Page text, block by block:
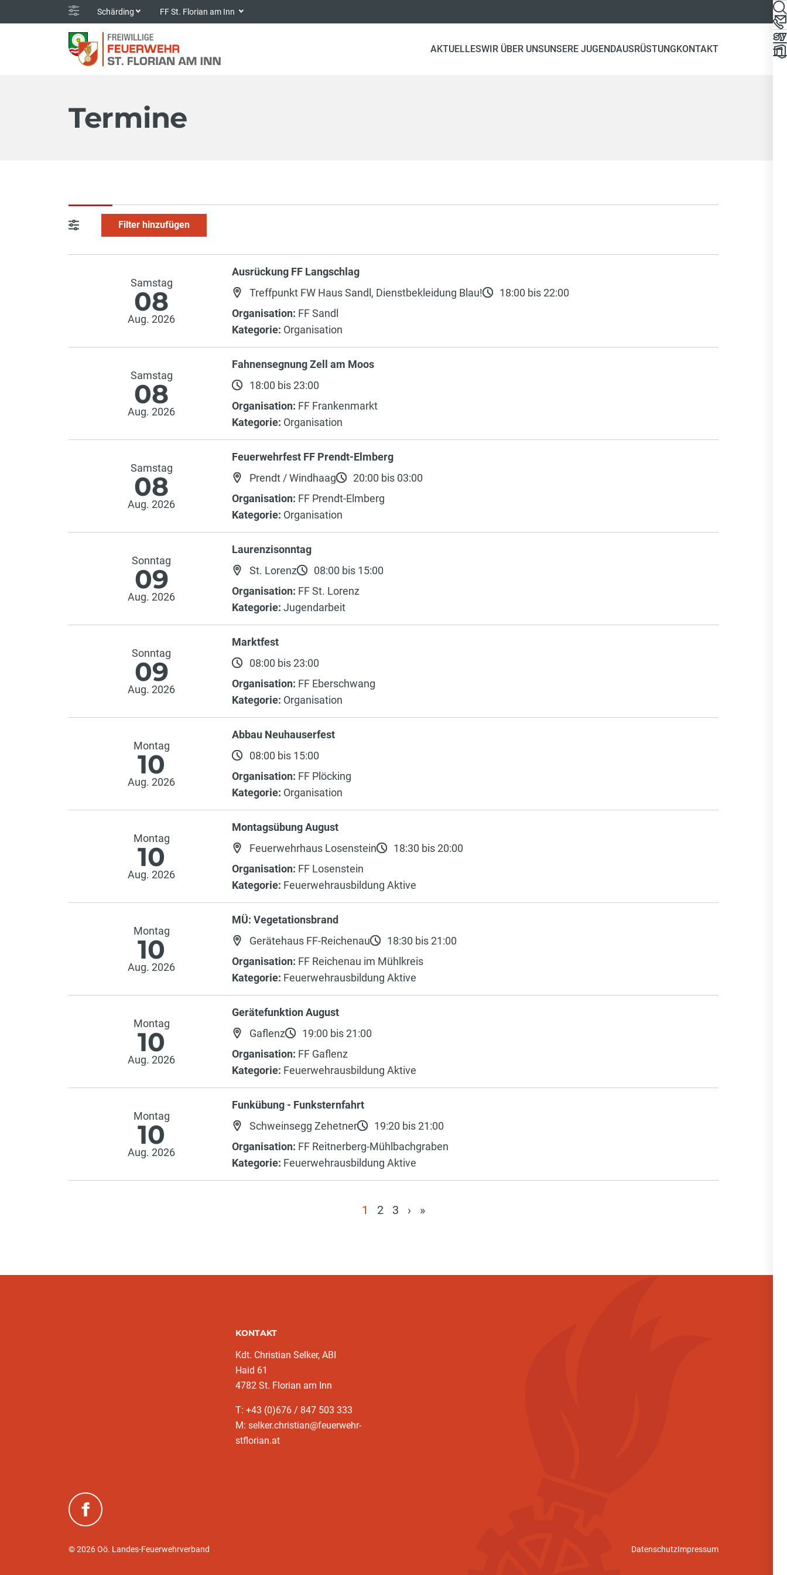
Schärding FF St. Florian am Inn
AKTUELLESWIR ÜBER UNSUNSERE JUGENDAUSRÜSTUNG KONTAKT
Termine
Filter hinzufügen
Samstag
08
Aug. 2026
Ausrückung FF Langschlag
Treffpunkt FW Haus Sandl, Dienstbekleidung Blau!
18:00 bis 22:00
Organisation: FF Sandl
Kategorie: Organisation
Samstag
08
Aug. 2026
Fahnensegnung Zell am Moos
18:00 bis 23:00
Organisation: FF Frankenmarkt
Kategorie: Organisation
Samstag
08
Aug. 2026
Feuerwehrfest FF Prendt-Elmberg
Prendt / Windhaag
20:00 bis 03:00
Organisation: FF Prendt-Elmberg
Kategorie: Organisation
Sonntag
09
Aug. 2026
Laurenzisonntag
St. Lorenz
08:00 bis 15:00
Organisation: FF St. Lorenz
Kategorie: Jugendarbeit
Sonntag
09
Aug. 2026
Marktfest
08:00 bis 23:00
Organisation: FF Eberschwang
Kategorie: Organisation
Montag
10
Aug. 2026
Abbau Neuhauserfest
08:00 bis 15:00
Organisation: FF Plöcking
Kategorie: Organisation
Montag
10
Aug. 2026
Montagsübung August
Feuerwehrhaus Losenstein
18:30 bis 20:00
Organisation: FF Losenstein
Kategorie: Feuerwehrausbildung Aktive
Montag
10
Aug. 2026
MÜ: Vegetationsbrand
Gerätehaus FF-Reichenau
18:30 bis 21:00
Organisation: FF Reichenau im Mühlkreis
Kategorie: Feuerwehrausbildung Aktive
Montag
10
Aug. 2026
Gerätefunktion August
Gaflenz
19:00 bis 21:00
Organisation: FF Gaflenz
Kategorie: Feuerwehrausbildung Aktive
Montag
10
Aug. 2026
Funkübung - Funksternfahrt
Schweinsegg Zehetner
19:20 bis 21:00
Organisation: FF Reitnerberg-Mühlbachgraben
Kategorie: Feuerwehrausbildung Aktive
1 2 3 › »
KONTAKT
Kdt. Christian Selker, ABI
Haid 61
4782 St. Florian am Inn
T: +43 (0)676 / 847 503 333
M: selker.christian@feuerwehr-
stflorian.at
(neues Fenster)
© 2026 Oö. Landes-Feuerwehrverband DatenschutzImpressum